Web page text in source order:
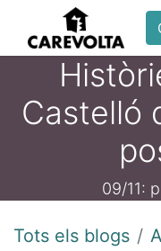
Castelló
09/11:
Tots els blogs